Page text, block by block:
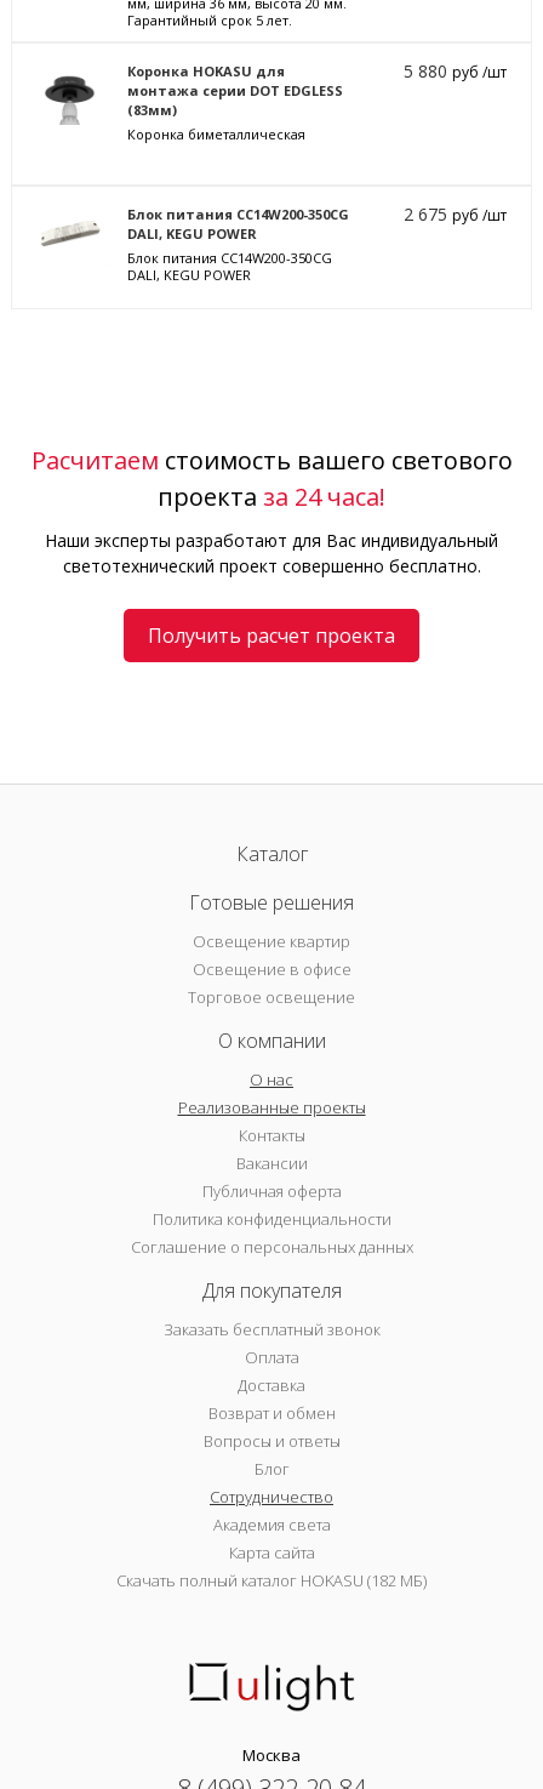
Гарантийный срок 5 лет.
Коронка HOKASU для
монтажа серии DOT EDGLESS
(83мм)
Коронка биметаллическая
5 880руб /шт
Блок питания CC14W200-350CG
DALI, KEGU POWER
Блок питания CC14W200-350CG
DALI, KEGU POWER
2 675руб /шт
Расчитаем стоимость вашего светового
проекта за 24 часа!
Наши эксперты разработают для Вас индивидуальный
светотехнический проект совершенно бесплатно.
Получить расчет проекта
Каталог
Готовые решения
Освещение квартир
Освещение в офисе
Торговое освещение
О компании
О нас
Реализованные проекты
Контакты
Вакансии
Публичная оферта
Политика конфиденциальности
Соглашение о персональных данных
Для покупателя
Заказать бесплатный звонок
Оплата
Доставка
Возврат и обмен
Вопросы и ответы
Блог
Сотрудничество
Академия света
Карта сайта
Скачать полный каталог HOKASU (182 МБ)
Москва